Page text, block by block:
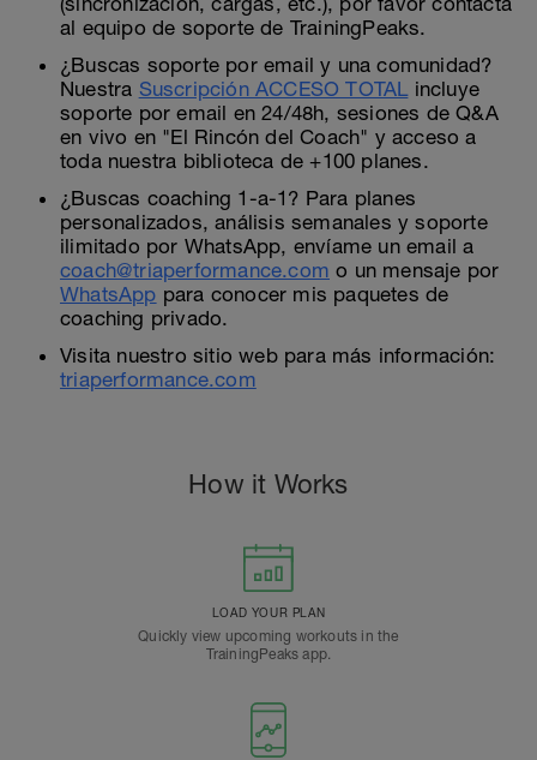
al equipo de soporte de TrainingPeaks.
¿Buscas soporte por email y una comunidad?
Nuestra Suscripción ACCESO TOTAL incluye
soporte por email en 24/48h, sesiones de Q&A
en vivo en "El Rincón del Coach" y acceso a
toda nuestra biblioteca de +100 planes.
¿Buscas coaching 1-a-1? Para planes
personalizados, análisis semanales y soporte
ilimitado por WhatsApp, envíame un email a
coach@triaperformance.com o un mensaje por
WhatsApp para conocer mis paquetes de
coaching privado.
Visita nuestro sitio web para más información:
triaperformance.com
How it Works
LOAD YOUR PLAN
Quickly view upcoming workouts in the
TrainingPeaks app.